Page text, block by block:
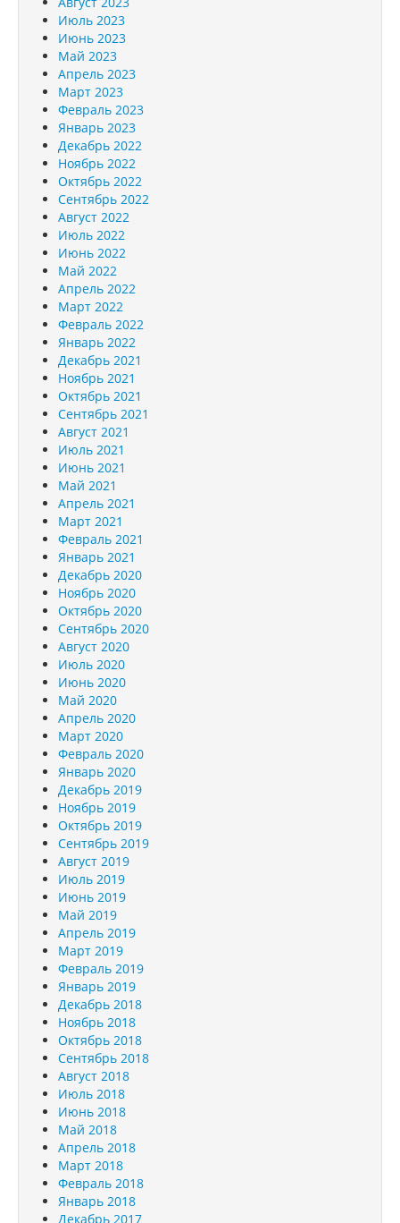
Июль 2023
Июнь 2023
Май 2023
Апрель 2023
Март 2023
Февраль 2023
Январь 2023
Декабрь 2022
Ноябрь 2022
Октябрь 2022
Сентябрь 2022
Август 2022
Июль 2022
Июнь 2022
Май 2022
Апрель 2022
Март 2022
Февраль 2022
Январь 2022
Декабрь 2021
Ноябрь 2021
Октябрь 2021
Сентябрь 2021
Август 2021
Июль 2021
Июнь 2021
Май 2021
Апрель 2021
Март 2021
Февраль 2021
Январь 2021
Декабрь 2020
Ноябрь 2020
Октябрь 2020
Сентябрь 2020
Август 2020
Июль 2020
Июнь 2020
Май 2020
Апрель 2020
Март 2020
Февраль 2020
Январь 2020
Декабрь 2019
Ноябрь 2019
Октябрь 2019
Сентябрь 2019
Август 2019
Июль 2019
Июнь 2019
Май 2019
Апрель 2019
Март 2019
Февраль 2019
Январь 2019
Декабрь 2018
Ноябрь 2018
Октябрь 2018
Сентябрь 2018
Август 2018
Июль 2018
Июнь 2018
Май 2018
Апрель 2018
Март 2018
Февраль 2018
Январь 2018
Декабрь 2017